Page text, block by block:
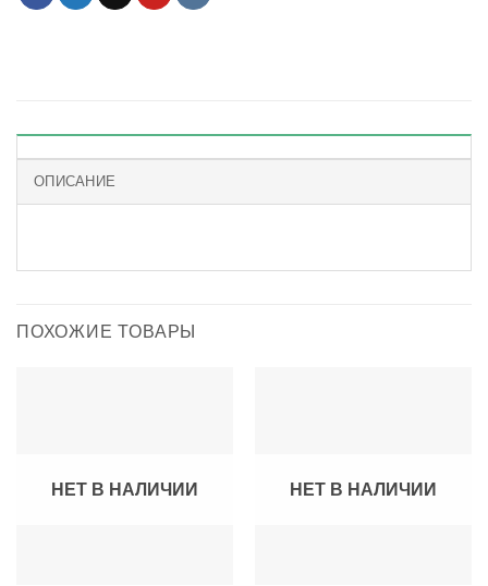
ОПИСАНИЕ
ПОХОЖИЕ ТОВАРЫ
НЕТ В НАЛИЧИИ НЕТ В НАЛИЧИИ